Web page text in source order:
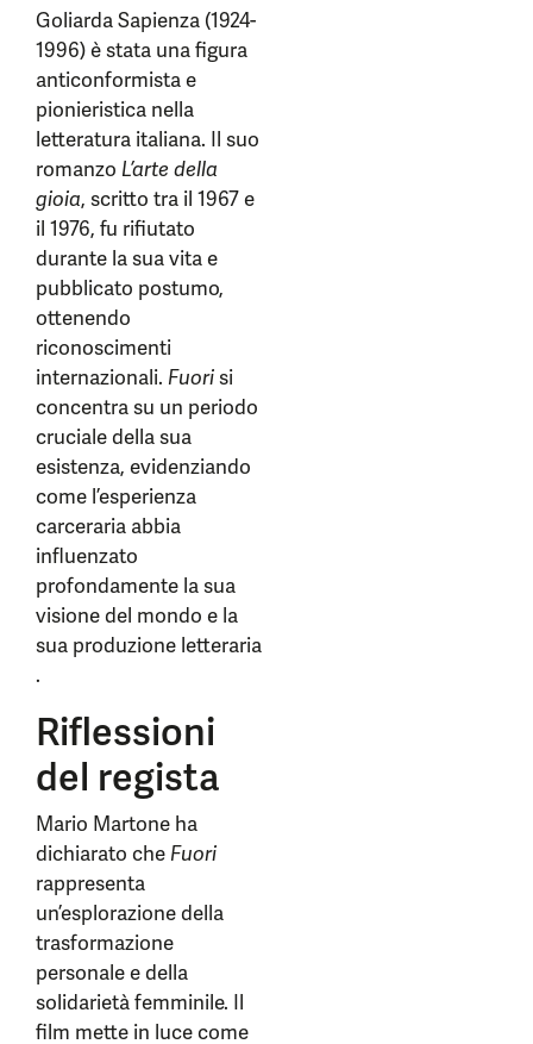
Goliarda Sapienza (1924-
1996) è stata una figura
anticonformista e
pionieristica nella
letteratura italiana. Il suo
romanzo L’arte della
gioia, scritto tra il 1967 e
il 1976, fu rifiutato
durante la sua vita e
pubblicato postumo,
ottenendo
riconoscimenti
internazionali. Fuorisi
concentra su un periodo
cruciale della sua
esistenza, evidenziando
come l’esperienza
carceraria abbia
influenzato
profondamente la sua
visione del mondo e la
sua produzione letteraria
.
Riflessioni
del regista
Mario Martone ha
dichiarato che Fuori
rappresenta
un’esplorazione della
trasformazione
personale e della
solidarietà femminile. Il
film mette in luce come